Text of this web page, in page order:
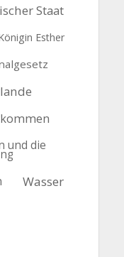
Staat
Esther
und die
Wasser